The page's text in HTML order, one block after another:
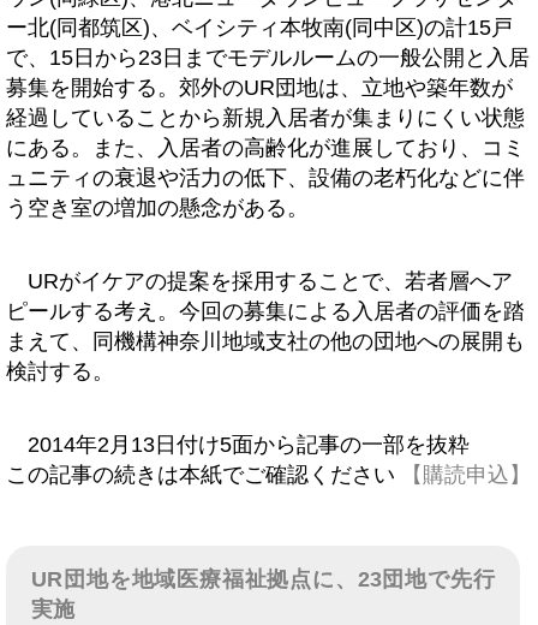
ー北(同都筑区)、ベイシティ本牧南(同中区)の計15戸
で、15日から23日までモデルルームの一般公開と入居
募集を開始する。郊外のUR団地は、立地や築年数が
経過していることから新規入居者が集まりにくい状態
にある。また、入居者の高齢化が進展しており、コミ
ュニティの衰退や活力の低下、設備の老朽化などに伴
う空き室の増加の懸念がある。
URがイケアの提案を採用することで、若者層へア
ピールする考え。今回の募集による入居者の評価を踏
まえて、同機構神奈川地域支社の他の団地への展開も
検討する。
2014年2月13日付け5面から記事の一部を抜粋
この記事の続きは本紙でご確認ください
【購読申込】
UR団地を地域医療福祉拠点に、23団地で先行
実施